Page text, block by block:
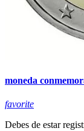
moneda
favorite
Debes de estar